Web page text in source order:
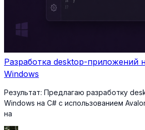
Разработка desktop-приложений
Windows
Результат: Предлагаю разработку
Windows на C# с использованием
на